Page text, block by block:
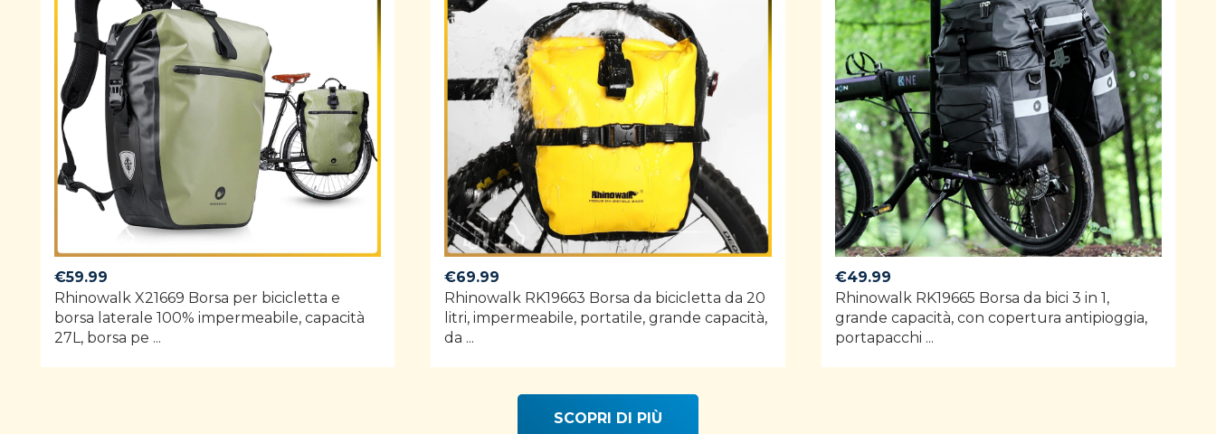
€59.99
Rhinowalk X21669 Borsa per bicicletta e
borsa laterale 100% impermeabile, capacità
27L, borsa pe ...
€69.99
Rhinowalk RK19663 Borsa da bicicletta da 20
litri, impermeabile, portatile, grande capacità,
da ...
€49.99
Rhinowalk RK19665 Borsa da bici 3 in 1,
grande capacità, con copertura antipioggia,
portapacchi ...
SCOPRI DI PIÙ